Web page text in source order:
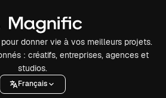
donner vie à vos meilleurs projets.
: créatifs, entreprises, agences et
studios.
Français